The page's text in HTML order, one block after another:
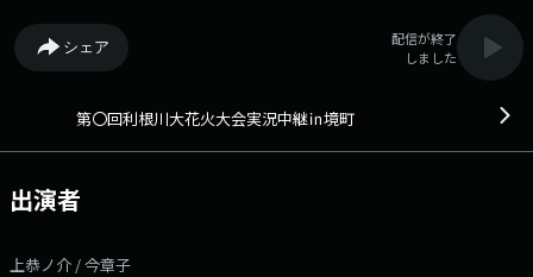
シェア
配信が終了
しました
第〇回利根川大花火大会実況中継㏌境町
出演者
上恭ノ介 / 今章子